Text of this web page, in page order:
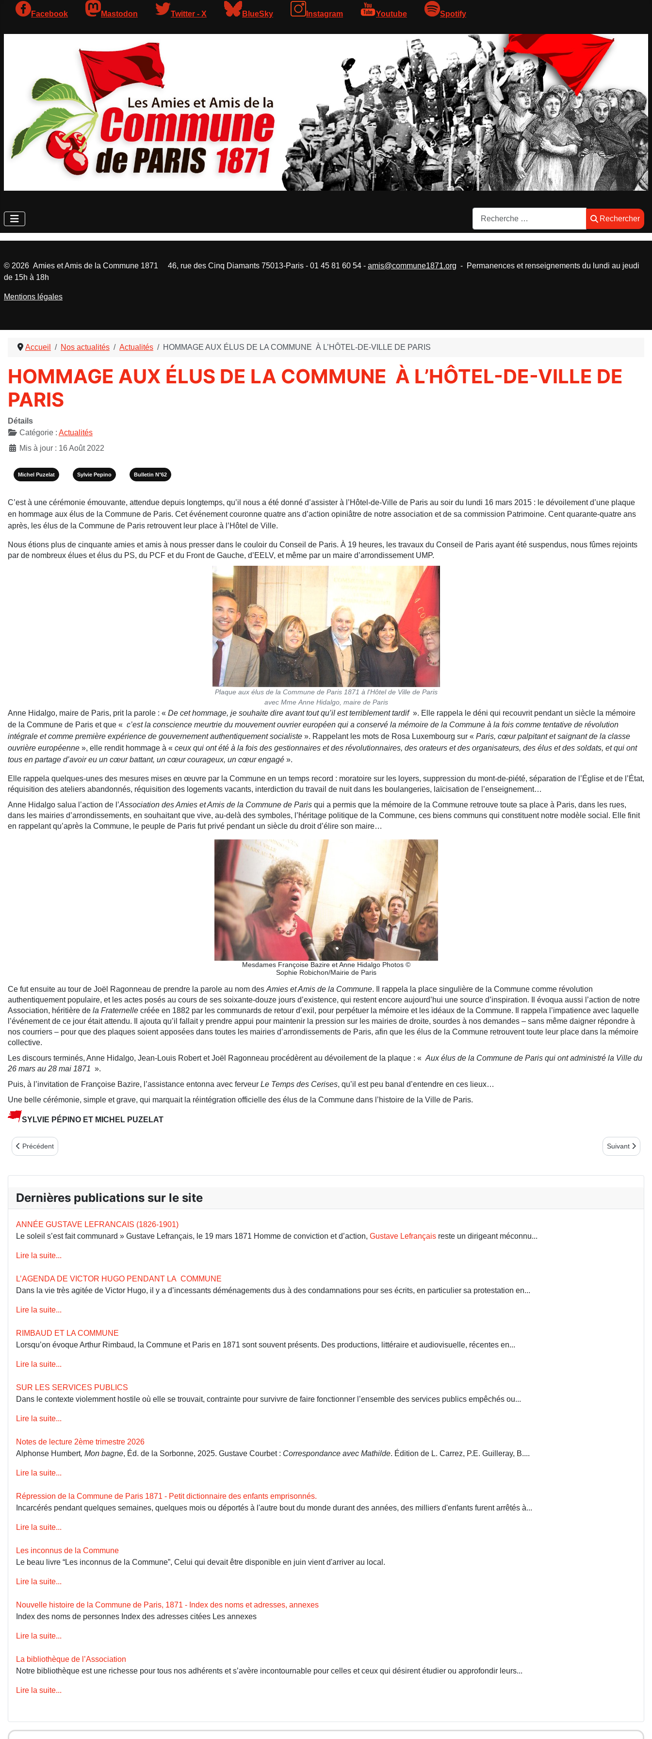
Facebook Mastodon Twitter - X BlueSky Instagram Youtube Spotify
Rechercher
Rechercher
Accueil Nos actualités Actualités HOMMAGE AUX ÉLUS DE LA COMMUNE À L’HÔTEL-DE-VILLE DE PARIS
HOMMAGE AUX ÉLUS DE LA COMMUNE À L’HÔTEL-DE-VILLE DE
PARIS
Détails
Catégorie : Actualités
Mis à jour : 16 Août 2022
Michel Puzelat Sylvie Pepino Bulletin N°62
C’est à une cérémonie émouvante, attendue depuis longtemps, qu’il nous a été donné d’assister à l’Hôtel-de-Ville de Paris au soir du lundi 16 mars 2015 : le dévoilement d’une plaque
en hommage aux élus de la Commune de Paris. Cet événement couronne quatre ans d’action opiniâtre de notre association et de sa commission Patrimoine. Cent quarante-quatre ans
après, les élus de la Commune de Paris retrouvent leur place à l’Hôtel de Ville.
Nous étions plus de cinquante amies et amis à nous presser dans le couloir du Conseil de Paris. À 19 heures, les travaux du Conseil de Paris ayant été suspendus, nous fûmes rejoints
par de nombreux élues et élus du PS, du PCF et du Front de Gauche, d’EELV, et même par un maire d’arrondissement UMP.
Plaque aux élus de la Commune de Paris 1871 à l'Hôtel de Ville de Paris
avec Mme Anne Hidalgo, maire de Paris
Anne Hidalgo, maire de Paris, prit la parole : « De cet hommage, je souhaite dire avant tout qu’il est terriblement tardif ». Elle rappela le déni qui recouvrit pendant un siècle la mémoire
de la Commune de Paris et que « c’est la conscience meurtrie du mouvement ouvrier européen qui a conservé la mémoire de la Commune à la fois comme tentative de révolution
intégrale et comme première expérience de gouvernement authentiquement socialiste ». Rappelant les mots de Rosa Luxembourg sur « Paris, cœur palpitant et saignant de la classe
ouvrière européenne », elle rendit hommage à « ceux qui ont été à la fois des gestionnaires et des révolutionnaires, des orateurs et des organisateurs, des élus et des soldats, et qui ont
tous en partage d’avoir eu un cœur battant, un cœur courageux, un cœur engagé ».
Elle rappela quelques-unes des mesures mises en œuvre par la Commune en un temps record : moratoire sur les loyers, suppression du mont-de-piété, séparation de l’Église et de l’État,
réquisition des ateliers abandonnés, réquisition des logements vacants, interdiction du travail de nuit dans les boulangeries, laïcisation de l’enseignement…
Anne Hidalgo salua l’action de l’Association des Amies et Amis de la Commune de Paris qui a permis que la mémoire de la Commune retrouve toute sa place à Paris, dans les rues,
dans les mairies d’arrondissements, en souhaitant que vive, au-delà des symboles, l’héritage politique de la Commune, ces biens communs qui constituent notre modèle social. Elle finit
en rappelant qu’après la Commune, le peuple de Paris fut privé pendant un siècle du droit d’élire son maire…
Mesdames Françoise Bazire et Anne Hidalgo Photos ©
Sophie Robichon/Mairie de Paris
Ce fut ensuite au tour de Joël Ragonneau de prendre la parole au nom des Amies et Amis de la Commune. Il rappela la place singulière de la Commune comme révolution
authentiquement populaire, et les actes posés au cours de ses soixante-douze jours d’existence, qui restent encore aujourd’hui une source d’inspiration. Il évoqua aussi l’action de notre
Association, héritière de la Fraternelle créée en 1882 par les communards de retour d’exil, pour perpétuer la mémoire et les idéaux de la Commune. Il rappela l’impatience avec laquelle
l’événement de ce jour était attendu. Il ajouta qu’il fallait y prendre appui pour maintenir la pression sur les mairies de droite, sourdes à nos demandes – sans même daigner répondre à
nos courriers – pour que des plaques soient apposées dans toutes les mairies d’arrondissements de Paris, afin que les élus de la Commune retrouvent toute leur place dans la mémoire
collective.
Les discours terminés, Anne Hidalgo, Jean-Louis Robert et Joël Ragonneau procédèrent au dévoilement de la plaque : « Aux élus de la Commune de Paris qui ont administré la Ville du
26 mars au 28 mai 1871 ».
Puis, à l’invitation de Françoise Bazire, l’assistance entonna avec ferveur Le Temps des Cerises, qu’il est peu banal d’entendre en ces lieux…
Une belle cérémonie, simple et grave, qui marquait la réintégration officielle des élus de la Commune dans l’histoire de la Ville de Paris.
SYLVIE PÉPINO ET MICHEL PUZELAT
Article précédent : L’ENVOL DE LA PIÈCE : LE RENDEZ VOUS DU 18 MARS
Précédent Article suivant
Suivant
Dernières publications sur le site
ANNÉE GUSTAVE LEFRANCAIS (1826-1901)
Le soleil s’est fait communard » Gustave Lefrançais, le 19 mars 1871 Homme de conviction et d’action, Gustave Lefrançais reste un dirigeant méconnu...
Lire la suite...
L’AGENDA DE VICTOR HUGO PENDANT LA COMMUNE
Dans la vie très agitée de Victor Hugo, il y a d’incessants déménagements dus à des condamnations pour ses écrits, en particulier sa protestation en...
Lire la suite...
RIMBAUD ET LA COMMUNE
Lorsqu’on évoque Arthur Rimbaud, la Commune et Paris en 1871 sont souvent présents. Des productions, littéraire et audiovisuelle, récentes en...
Lire la suite...
SUR LES SERVICES PUBLICS
Dans le contexte violemment hostile où elle se trouvait, contrainte pour survivre de faire fonctionner l’ensemble des services publics empêchés ou...
Lire la suite...
Notes de lecture 2ème trimestre 2026
Alphonse Humbert, Mon bagne, Éd. de la Sorbonne, 2025. Gustave Courbet : Correspondance avec Mathilde. Édition de L. Carrez, P.E. Guilleray, B....
Lire la suite...
Répression de la Commune de Paris 1871 - Petit dictionnaire des enfants emprisonnés.
Incarcérés pendant quelques semaines, quelques mois ou déportés à l'autre bout du monde durant des années, des milliers d'enfants furent arrêtés à...
Lire la suite...
Les inconnus de la Commune
Le beau livre “Les inconnus de la Commune”, Celui qui devait être disponible en juin vient d'arriver au local.
Lire la suite...
Nouvelle histoire de la Commune de Paris, 1871 - Index des noms et adresses, annexes
Index des noms de personnes Index des adresses citées Les annexes
Lire la suite...
La bibliothèque de l’Association
Notre bibliothèque est une richesse pour tous nos adhérents et s’avère incontournable pour celles et ceux qui désirent étudier ou approfondir leurs...
Lire la suite...
© 2026 Amies et Amis de la Commune 1871 46, rue des Cinq Diamants 75013-Paris - 01 45 81 60 54 - amis@commune1871.org - Permanences et renseignements du lundi au jeudi
de 15h à 18h
Mentions légales